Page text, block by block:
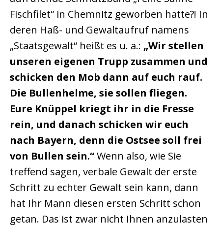
Fischfilet“ in Chemnitz geworben hatte?! In
deren Haß- und Gewaltaufruf namens
„Staatsgewalt“ heißt es u. a.: „Wir stellen
unseren eigenen Trupp zusammen und
schicken den Mob dann auf euch rauf.
Die Bullenhelme, sie sollen fliegen.
Eure Knüppel kriegt ihr in die Fresse
rein, und danach schicken wir euch
nach Bayern, denn die Ostsee soll frei
von Bullen sein.“Wenn also, wie Sie
treffend sagen, verbale Gewalt der erste
Schritt zu echter Gewalt sein kann, dann
hat Ihr Mann diesen ersten Schritt schon
getan. Das ist zwar nicht Ihnen anzulasten